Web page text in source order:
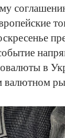
в